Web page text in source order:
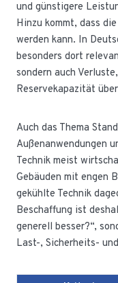
und günstigere
Hinzu kommt, dass
werden kann. In
besonders dort
sondern auch
Reservekapazität
Auch das Thema
Außenanwendungen
Technik meist
Gebäuden mit engen
gekühlte Technik
Beschaffung ist
generell besser?“,
Last-, Sicherheits-